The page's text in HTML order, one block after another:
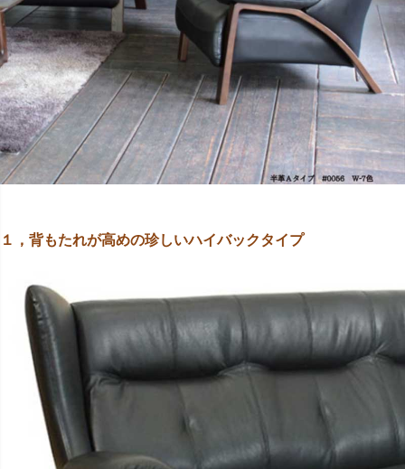
１，背もたれが高めの珍しいハイバックタイプ